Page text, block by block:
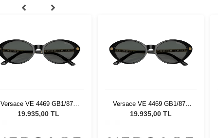
Versace VE 4469 GB1/87 -
54 Kadın Güneş Gözlüğü
19.935,00 TL
Versace VE 4469 GB1/87 -
54 Kadın Güneş Gözlüğü
19.935,00 TL